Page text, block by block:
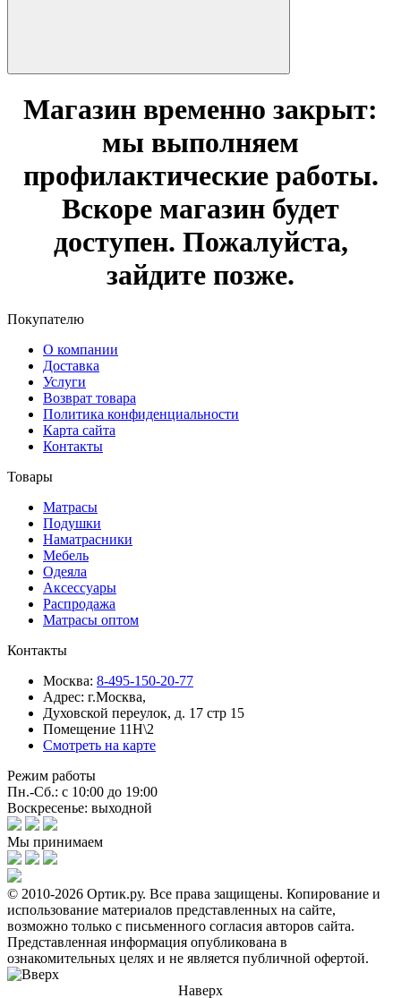
Магазин временно закрыт:
мы выполняем
профилактические работы.
Вскоре магазин будет
доступен. Пожалуйста,
зайдите позже.
Покупателю
О компании
Доставка
Услуги
Возврат товара
Политика конфиденциальности
Карта сайта
Контакты
Товары
Матрасы
Подушки
Наматрасники
Мебель
Одеяла
Аксессуары
Распродажа
Матрасы оптом
Контакты
Москва: 8-495-150-20-77
Адрес: г.Москва,
Духовской переулок, д. 17 стр 15
Помещение 11Н\2
Смотреть на карте
Режим работы
Пн.-Сб.: с 10:00 до 19:00
Воскресенье: выходной
Мы принимаем
© 2010-2026 Ортик.ру. Все права защищены. Копирование и
использование материалов представленных на сайте,
возможно только с письменного согласия авторов сайта.
Представленная информация опубликована в
ознакомительных целях и не является публичной офертой.
Наверх